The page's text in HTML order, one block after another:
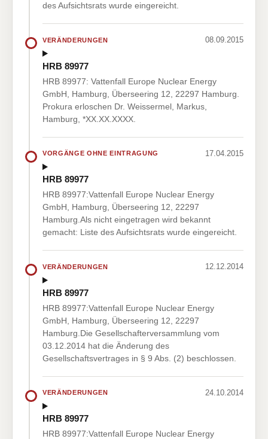
des Aufsichtsrats wurde eingereicht.
VERÄNDERUNGEN 08.09.2015
HRB 89977
HRB 89977: Vattenfall Europe Nuclear Energy
GmbH, Hamburg, Überseering 12, 22297 Hamburg.
Prokura erloschen Dr. Weissermel, Markus,
Hamburg, *XX.XX.XXXX.
VORGÄNGE OHNE EINTRAGUNG 17.04.2015
HRB 89977
HRB 89977:Vattenfall Europe Nuclear Energy
GmbH, Hamburg, Überseering 12, 22297
Hamburg.Als nicht eingetragen wird bekannt
gemacht: Liste des Aufsichtsrats wurde eingereicht.
VERÄNDERUNGEN 12.12.2014
HRB 89977
HRB 89977:Vattenfall Europe Nuclear Energy
GmbH, Hamburg, Überseering 12, 22297
Hamburg.Die Gesellschafterversammlung vom
03.12.2014 hat die Änderung des
Gesellschaftsvertrages in § 9 Abs. (2) beschlossen.
VERÄNDERUNGEN 24.10.2014
HRB 89977
HRB 89977:Vattenfall Europe Nuclear Energy